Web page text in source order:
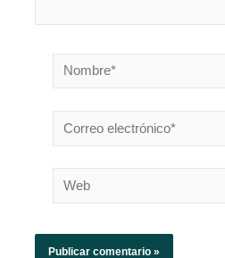
Nombre*
Correo
electrónico*
Web